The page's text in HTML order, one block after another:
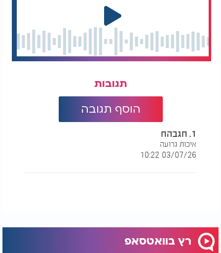
תגובות
הוסף תגובה
1. חגבהח
איכות גרועה
03/07/26 10:22
רץ בוואטסאפ